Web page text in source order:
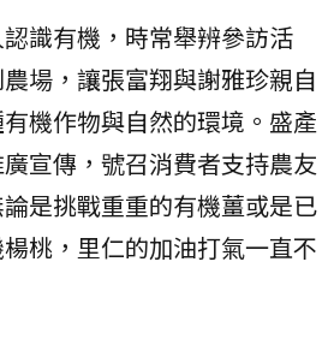
識有機，時常舉辨參訪活
場，讓張富翔與謝雅珍親自
機作物與自然的環境。盛產
宣傳，號召消費者支持農友
是挑戰重重的有機薑或是已
桃，里仁的加油打氣一直不